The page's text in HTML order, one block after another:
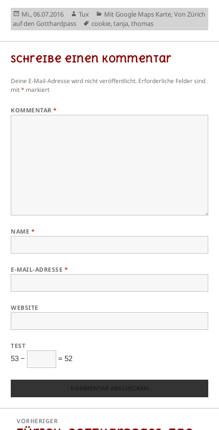
Veröffentlicht
am
Mi., 06.07.2016 Autor
Tux Kategorien
Mit Google Maps Karte,Von Zürich
auf den Gotthardpass
Schlagwörter
cookie,tanja,thomas
Schreibe einen Kommentar
Deine E-Mail-Adresse wird nicht veröffentlicht. Erforderliche Felder sind
mit* markiert
KOMMENTAR*
NAME *
E-MAIL-ADRESSE *
WEBSITE
TEST
53 −
= 52
Beitragsnavigation
VORHERIGER